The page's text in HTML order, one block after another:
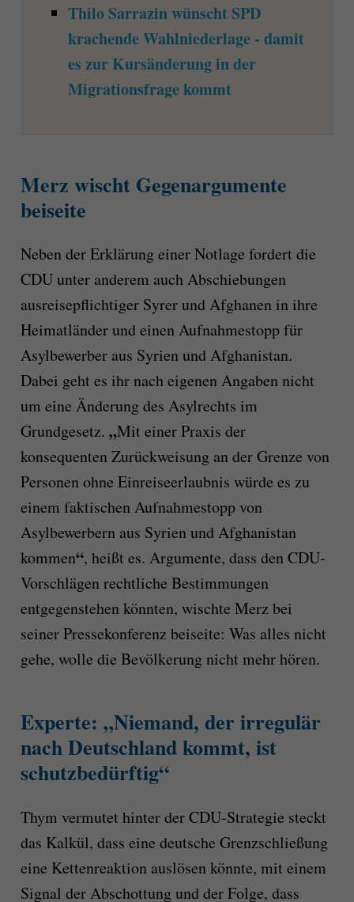
Thilo Sarrazin wünscht SPD
krachende Wahlniederlage - damit
es zur Kursänderung in der
Migrationsfrage kommt
Merz wischt Gegenargumente
beiseite
Neben der Erklärung einer Notlage fordert die
CDU unter anderem auch Abschiebungen
ausreisepflichtiger Syrer und Afghanen in ihre
Heimatländer und einen Aufnahmestopp für
Asylbewerber aus Syrien und Afghanistan.
Dabei geht es ihr nach eigenen Angaben nicht
um eine Änderung des Asylrechts im
Grundgesetz. „Mit einer Praxis der
konsequenten Zurückweisung an der Grenze von
Personen ohne Einreiseerlaubnis würde es zu
einem faktischen Aufnahmestopp von
Asylbewerbern aus Syrien und Afghanistan
kommen“, heißt es. Argumente, dass den CDU-
Vorschlägen rechtliche Bestimmungen
entgegenstehen könnten, wischte Merz bei
seiner Pressekonferenz beiseite: Was alles nicht
gehe, wolle die Bevölkerung nicht mehr hören.
Experte: „Niemand, der irregulär
nach Deutschland kommt, ist
schutzbedürftig“
Thym vermutet hinter der CDU-Strategie steckt
das Kalkül, dass eine deutsche Grenzschließung
eine Kettenreaktion auslösen könnte, mit einem
Signal der Abschottung und der Folge, dass